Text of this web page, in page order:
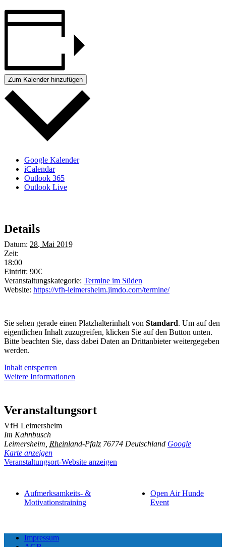
Zum Kalender hinzufügen
Google Kalender
iCalendar
Outlook 365
Outlook Live
Details
Datum: 28. Mai 2019
Zeit:
18:00
Eintritt: 90€
Veranstaltungskategorie: Termine im Süden
Website: https://vfh-leimersheim.jimdo.com/termine/
Veranstaltungsort
VfH Leimersheim
Im Kahnbusch
Leimersheim Rheinland-Pfalz 76774 Deutschland Google
Karte anzeigen
Veranstaltungsort-Website anzeigen
Sie sehen gerade einen Platzhalterinhalt von Standard. Um auf den
eigentlichen Inhalt zuzugreifen, klicken Sie auf den Button unten.
Bitte beachten Sie, dass dabei Daten an Drittanbieter weitergegeben
werden.
Inhalt entsperren
Weitere Informationen
Aufmerksamkeits- &
Motivationstraining
Open Air Hunde
Event
Impressum